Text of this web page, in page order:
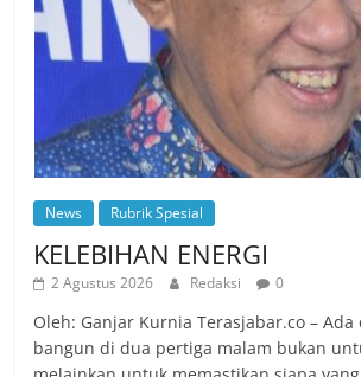
News Rubrik Spesial
KELEBIHAN ENERGI
2 Agustus 2026 Redaksi 0
Oleh: Ganjar Kurnia Terasjabar.co – Ada
bangun di dua pertiga malam bukan